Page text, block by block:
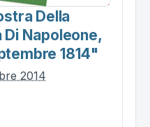
Della
Napoleone,
1814"
2014